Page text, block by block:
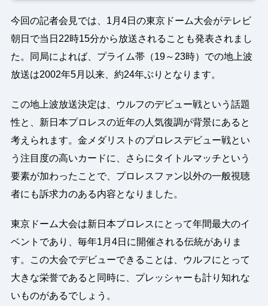
今回の記者会見では、1月4日の東京ドーム大会がテレビ
朝日で当日22時15分から放送されることも発表されまし
た。同局によれば、プライム帯（19～23時）での地上波
放送は2002年5月以来、約24年ぶりとなります。
この地上波放送決定は、ウルフのデビュー戦という話題
性と、新日本プロレスの近年の人気復調が背景にあると
考えられます。金メダリストのプロレスデビュー戦とい
う注目度の高いカードに、さらにタイトルマッチという
要素が加わったことで、プロレスファン以外の一般視聴
者にも訴求力のある内容となりました。
東京ドーム大会は新日本プロレスにとって年間最大のイ
ベントであり、毎年1月4日に開催される伝統がありま
す。この大会でデビューできることは、ウルフにとって
大きな栄誉であると同時に、プレッシャーも計り知れな
いものがあるでしょう。